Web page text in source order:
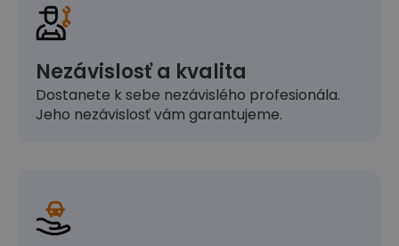
Nezávislosť a kvalita
Dostanete k sebe nezávislého profesionála.
Jeho nezávislosť vám garantujeme.